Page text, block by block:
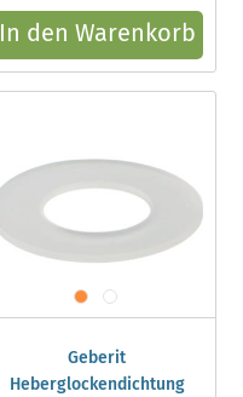
In den Warenkorb
Geberit
Heberglockendichtung